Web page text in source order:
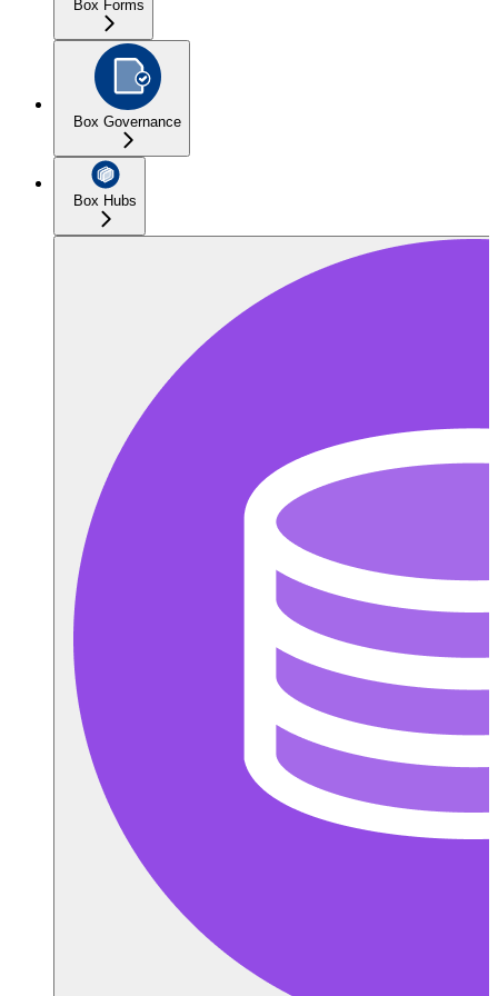
Box Forms
Box Governance
Box Hubs